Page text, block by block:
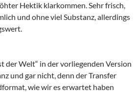
Hektik klarkommen. Sehr frisch,
und ohne viel Substanz, allerdings
der Welt“ in der vorliegenden Version
und gar nicht, denn der Transfer
wie wir es erwartet haben